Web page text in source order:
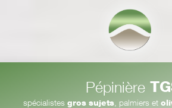
Pépinière
spécialistes gros sujets, palmiers et